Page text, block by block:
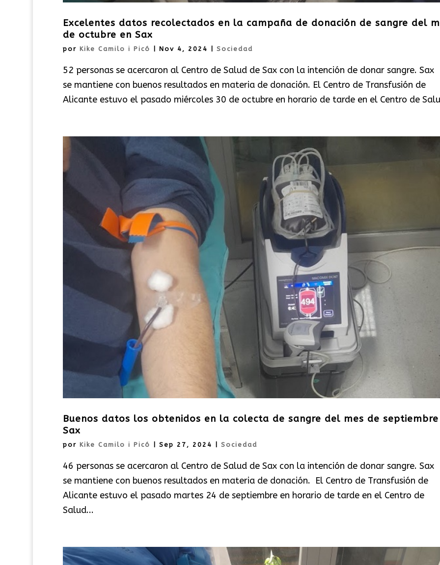
Excelentes datos recolectados en la campaña de donación de sangre del
de octubre en Sax
por Kike Camilo i Picó Nov 4, 2024 Sociedad
52 personas se acercaron al Centro de Salud de Sax con la intención de donar sangre. Sax
se mantiene con buenos resultados en materia de donación. El Centro de Transfusión de
Alicante estuvo el pasado miércoles 30 de octubre en horario de tarde en el Centro de
Buenos datos los obtenidos en la colecta de sangre del mes de
Sax
por Kike Camilo i Picó Sep 27, 2024 Sociedad
46 personas se acercaron al Centro de Salud de Sax con la intención de donar sangre. Sax
se mantiene con buenos resultados en materia de donación. El Centro de Transfusión de
Alicante estuvo el pasado martes 24 de septiembre en horario de tarde en el Centro de
Salud...